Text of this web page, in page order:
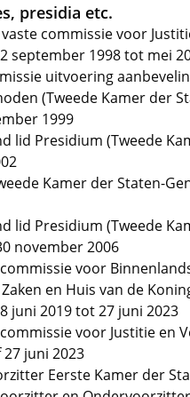
presidia etc.
commissie voor
september 1998 tot mei
uitvoering
(Tweede Kamer der
1999
lid Presidium (Tweede
Kamer der Staten-
lid Presidium (Tweede
november 2006
voor
en Huis van de
juni 2019 tot 27 juni 2023
voor Justitie en
27 juni 2023
Eerste Kamer der